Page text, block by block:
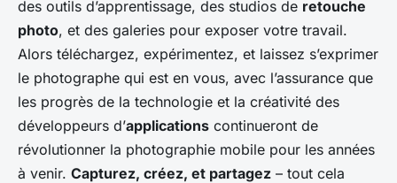
des outils d’apprentissage, des studios de retouche
photo, et des galeries pour exposer votre travail.
Alors téléchargez, expérimentez, et laissez s’exprimer
le photographe qui est en vous, avec l’assurance que
les progrès de la technologie et la créativité des
développeurs d’applications continueront de
révolutionner la photographie mobile pour les années
à venir. Capturez, créez, et partagez – tout cela